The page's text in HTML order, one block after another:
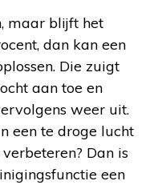
maar blijft het
dan kan een
Die zuigt
aan toe en
weer uit.
een te droge lucht
Dan is
een